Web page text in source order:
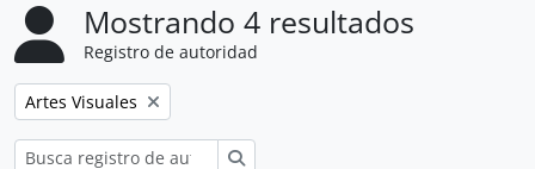
Mostrando 4 resultados
Registro de autoridad
Remove filter:
Artes Visuales